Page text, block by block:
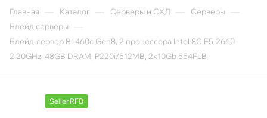
Главная Каталог Серверы и СХД Серверы
Блейд серверы
Блейд-сервер BL460c Gen8, 2 процессора Intel 8C E5-2660
2.20GHz, 48GB DRAM, P220i/512MB, 2x10Gb 554FLB
Seller RFB